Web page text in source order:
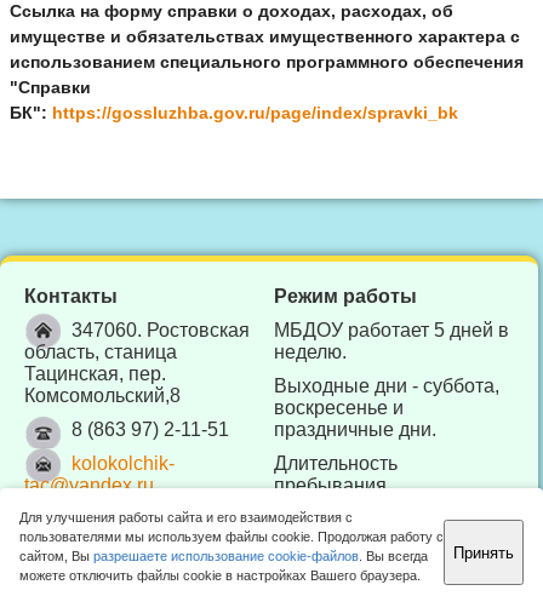
Ссылка на форму справки о доходах, расходах, об
имуществе и обязательствах имущественного характера с
использованием специального программного обеспечения
"Справки
БК": https://gossluzhba.gov.ru/page/index/spravki_bk
Контакты
347060. Ростовская
область, станица
Тацинская, пер.
Комсомольский,8
8 (863 97) 2-11-51
kolokolchik-
tac@yandex.ru
Режим работы
МБДОУ работает 5 дней в
неделю.
Выходные дни - суббота,
воскресенье и
праздничные дни.
Длительность
пребывания
воспитанников в МБДОУ -
10 часов (с 7.30 до 17.30).
Отдел образования Тацинского района 2010 -2026 ©
Для улучшения работы сайта и его взаимодействия с
пользователями мы используем файлы cookie. Продолжая работу с
сайтом, Вы разрешаете использование cookie-файлов . Вы всегда
можете отключить файлы cookie в настройках Вашего браузера.
Принять